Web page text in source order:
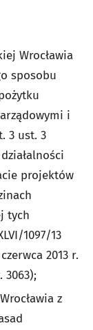
Wrocławia
sposobu
i
3 ust. 3
projektów
tych
1097/13
2013 r.
3063);
z